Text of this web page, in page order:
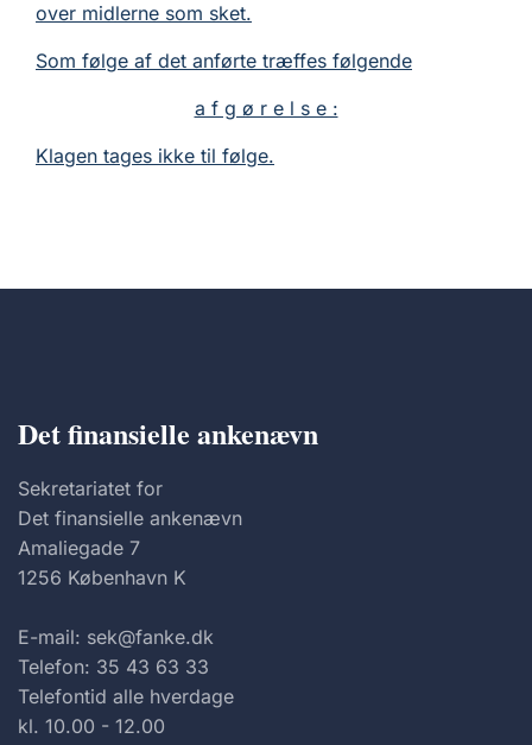
over midlerne som sket.
Som følge af det anførte træffes følgende
a f g ø r e l s e :
Klagen tages ikke til følge.
Det finansielle ankenævn
Sekretariatet for
Det finansielle ankenævn
Amaliegade 7
1256 København K
E-mail: sek@fanke.dk
Telefon: 35 43 63 33
Telefontid alle hverdage
kl. 10.00 - 12.00